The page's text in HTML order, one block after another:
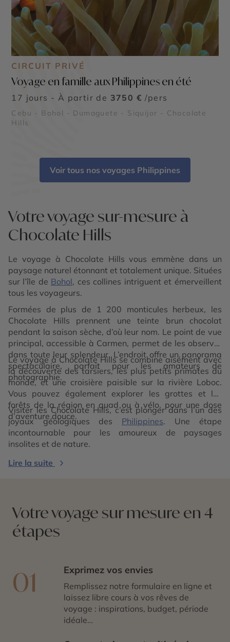
CIRCUIT PRIVÉ
Voyage en famille aux Philippines en été
17 jours - À partir de 3750 € /pers
Cebu - Bohol - Dumaguete - Siquijor - Chocolate
Hills
Voir tous nos voyages Philippines
Votre voyage sur-mesure à
Chocolate Hills
Le voyage à Chocolate Hills vous emmène dans un
paysage naturel étonnant et totalement unique. Situées
sur l’île de Bohol, ces collines intriguent et émerveillent
tous les voyageurs.
Formées de plus de 1 200 monticules herbeux, les
Chocolate Hills prennent une teinte brun chocolat
pendant la saison sèche, d’où leur nom. Le point de vue
principal, accessible à Carmen, permet de les observer
dans toute leur splendeur. L’endroit offre un panorama
spectaculaire, parfait pour les amateurs de
photographie.
Le voyage à Chocolate Hills se combine aisément avec
la découverte des tarsiers, les plus petits primates du
monde, et une croisière paisible sur la rivière Loboc.
Vous pouvez également explorer les grottes et les
forêts de la région en quad ou à vélo, pour une dose
d’aventure douce.
Visiter les Chocolate Hills, c’est plonger dans l’un des
joyaux géologiques des Philippines. Une étape
incontournable pour les amoureux de paysages
insolites et de nature.
Lire la suite
Votre voyage sur mesure en 4
étapes
01 Exprimez vos envies
Remplissez notre formulaire en ligne et
laissez libre cours à vos rêves de
voyage : inspirations, budget, période
idéale…